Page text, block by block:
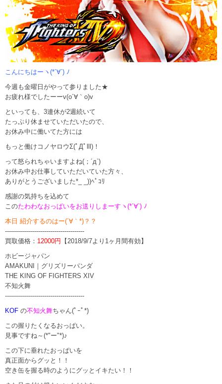
こんにちはーヽ(*´∀`) ﾉ
今週も金曜日がやって参りました★
お疲れ様でしたーーv(o´∀｀o)v
といっても、3連休が2週続いて
たっぷり休ませていただいたので、
お休み中に働いてた方には
もっと働けコノヤロウΣ(ﾟДﾟlll)！
って怒られちゃいますよね(；´д`)
お休み中お仕事していただいていた方々、
ありがとうございました*_ _))ﾍﾟｺﾘ
感謝の気持ちを込めて
このたわわなおっぱいをお送りしまーすヽ(*´∀`) ﾉ
本日 紹介するのはー(´∀｀*)？？
----------------------------------------
買取価格： 12000円
【2018/9/7より1ヶ月間有効】
ホビージャパン
AMAKUNI｜グリズリーパンダ
THE KING OF FIGHTERS XIV
不知火舞
----------------------------------------
KOF の不知火舞ちゃん(ﾟｰﾟ*)
この握りたくなるおっぱい。
見事ですね～(*"ー"*)♪
この下に垂れたおっぱいを
真正面からグッと！！
空き缶を握る時のようにグッとイキたい！！